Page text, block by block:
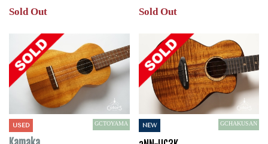
Sold Out Sold Out
USED GCTOYAMA NEW GCHAKUSAN